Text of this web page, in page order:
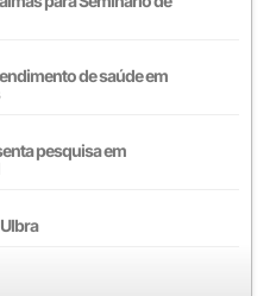
de saúde em
pesquisa em